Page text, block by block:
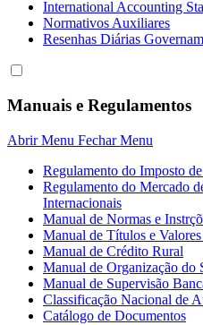
International Accounting
Normativos Auxiliares
Resenhas Diárias
Manuais e Regulamentos
Abrir Menu Fechar Menu
Regulamento do Imposto
Regulamento do Mercado
Internacionais
Manual de Normas e
Manual de Títulos e
Manual de Crédito Rural
Manual de Organização do
Manual de Supervisão
Classificação Nacional de
Catálogo de Documentos